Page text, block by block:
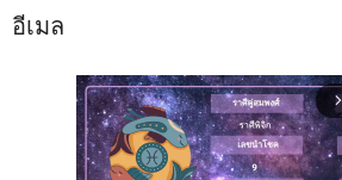
อีเมล
arrow_forward_ios